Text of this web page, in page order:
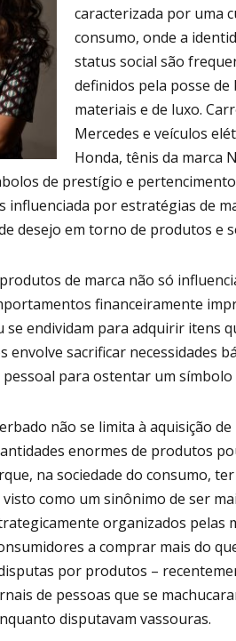
caracterizada por uma
consumo, onde a
status social são
definidos pela posse de
materiais e de luxo.
Mercedes e veículos
Honda, tênis da marca
de prestígio e
influenciada por estratégias de
desejo em torno de produtos e
de marca não só
financeiramente
se endividam para adquirir itens
envolve sacrificar necessidades
para ostentar um símbolo
não se limita à aquisição
enormes de produtos
na sociedade do consumo,
como um sinônimo de ser
organizados pelas
a comprar mais do
por produtos –
de pessoas que se
disputavam vassouras.